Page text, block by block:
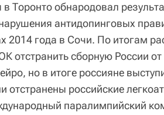
Торонто обнародовал
антидопинговых
2014 года в Сочи. По итогам
отстранить сборную России
но в итоге россияне
отстранены российские
паралимпийский